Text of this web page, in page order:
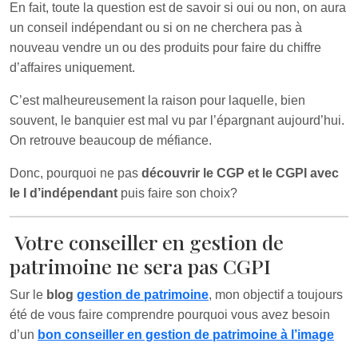
En fait, toute la question est de savoir si oui ou non, on aura
un conseil indépendant ou si on ne cherchera pas à
nouveau vendre un ou des produits pour faire du chiffre
d’affaires uniquement.
C’est malheureusement la raison pour laquelle, bien
souvent, le banquier est mal vu par l’épargnant aujourd’hui.
On retrouve beaucoup de méfiance.
Donc, pourquoi ne pas découvrir le CGP et le CGPI avec
le I d’indépendant puis faire son choix?
Votre conseiller en gestion de
patrimoine ne sera pas CGPI
Sur le blog gestion de patrimoine, mon objectif a toujours
été de vous faire comprendre pourquoi vous avez besoin
d’un bon conseiller en gestion de patrimoine à l’image